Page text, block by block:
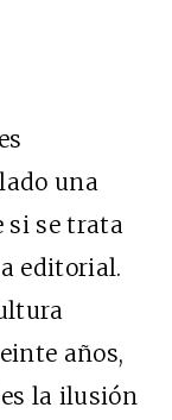
una
si se trata
editorial.
años,
la ilusión